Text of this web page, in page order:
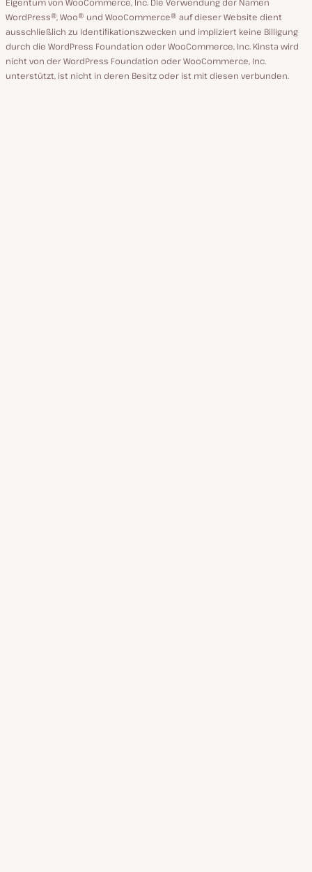
Eigentum von WooCommerce, Inc. Die Verwendung der Namen
WordPress®, Woo® und WooCommerce® auf dieser Website dient
ausschließlich zu Identifikationszwecken und impliziert keine Billigung
durch die WordPress Foundation oder WooCommerce, Inc. Kinsta wird
nicht von der WordPress Foundation oder WooCommerce, Inc.
unterstützt, ist nicht in deren Besitz oder ist mit diesen verbunden.